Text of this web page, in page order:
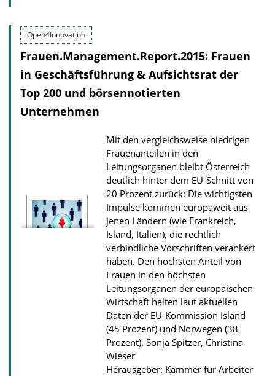
l
o
a
z
u
r
P
u
b
l
i
k
a
t
i
o
n
Open4Innovation
Frauen.Management.Report.2015: Frauen
in Geschäftsführung & Aufsichtsrat der
Top 200 und börsennotierten
Unternehmen
Mit den vergleichsweise niedrigen
Frauenanteilen in den
Leitungsorganen bleibt Österreich
deutlich hinter dem EU-Schnitt von
20 Prozent zurück: Die wichtigsten
Impulse kommen europaweit aus
jenen Ländern (wie Frankreich,
Island, Italien), die rechtlich
verbindliche Vorschriften verankert
haben. Den höchsten Anteil von
Frauen in den höchsten
Leitungsorganen der europäischen
Wirtschaft halten laut aktuellen
Daten der EU-Kommission Island
(45 Prozent) und Norwegen (38
Prozent). Sonja Spitzer, Christina
Wieser
Herausgeber: Kammer für Arbeiter